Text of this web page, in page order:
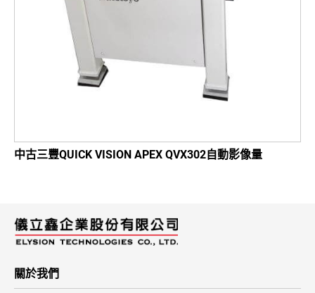
中古三豐QUICK VISION APEX QVX302自動影像量
關於我們